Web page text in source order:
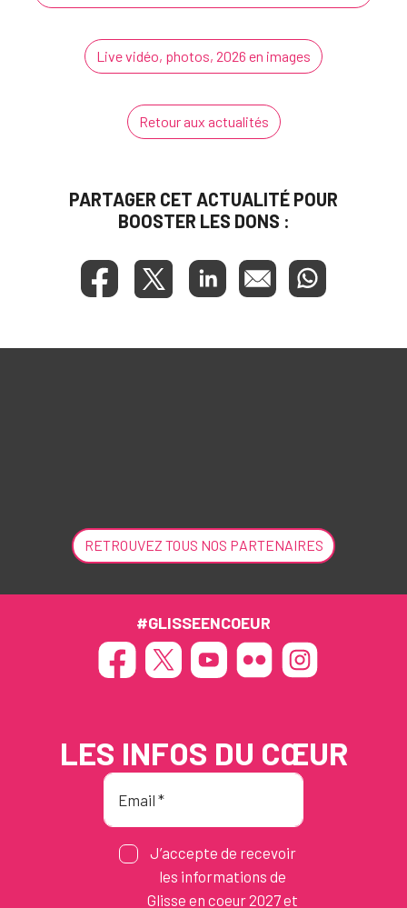
Live vidéo, photos, 2026 en images
Retour aux actualités
PARTAGER CET ACTUALITÉ POUR
BOOSTER LES DONS :
RETROUVEZ TOUS NOS PARTENAIRES
#GLISSEENCOEUR
LES INFOS DU CŒUR
J’accepte de recevoir
les informations de
Glisse en coeur 2027 et